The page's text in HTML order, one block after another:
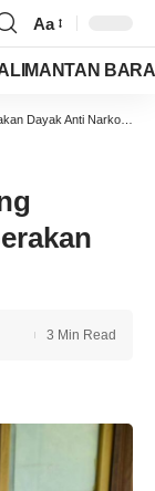
Aa
Dayak Anti Narkoba
3 Min Read